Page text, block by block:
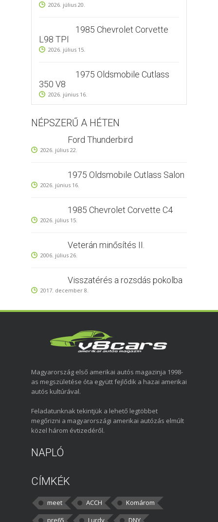
2026. július 20.
1985 Chevrolet Corvette
L98 TPI
2026. július 15.
1975 Oldsmobile Cutlass
350 V8
2026. június 16.
NÉPSZERŰ A HÉTEN
Ford Thunderbird
2026. július 22.
1975 Oldsmobile Cutlass Salon
2026. június 16.
1985 Chevrolet Corvette C4
2026. július 15.
Veterán minősítés II.
2006. július 26.
Visszatérés a rozsdás pokolba
2017. december 8.
Magyarország első amerikai autós magazinja 1998-
as megszületése óta együtt fejlődik a hazai amerikai
autós kultúrával.
Feladatunknak tekintjük a lehető legtöbbet
megőrizni a magyarországi amerikai autózás elmúlt
közel három évtizedéről.
NAPLÓ
CÍMKÉK
meet ACCH
Komárom
pre65
Lurdy DNY